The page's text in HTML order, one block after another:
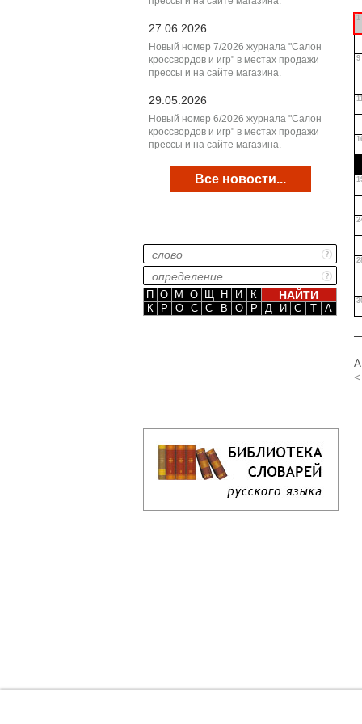
27.06.2026
Новый номер 7/2026 журнала "Салон
кроссвордов и игр" в местах продажи
прессы и на сайте магазина.
29.05.2026
Новый номер 6/2026 журнала "Салон
кроссвордов и игр" в местах продажи
прессы и на сайте магазина.
Все новости...
П О М О Щ Н И
К
К
Р О С С В О Р Д И С Т А
1
9
<